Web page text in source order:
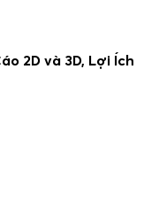
2D và 3D, Lợi Ích